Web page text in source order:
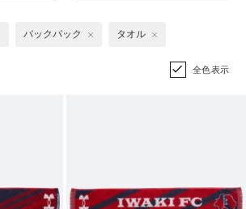
バックパック タオル
全色表示